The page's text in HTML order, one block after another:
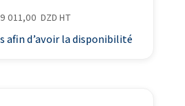
011,00 DZD HT
afin d’avoir la disponibilité